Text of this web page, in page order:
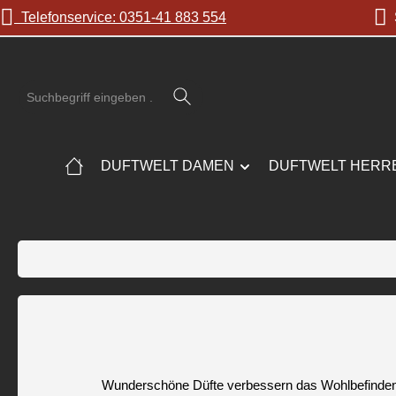
Hauptinhalt springen
Zur Suche springen
Zur Hauptnavigation springen
Telefonservice: 0351-41 883 554
DUFTWELT DAMEN DUFTWELT
Wunderschöne Düfte verbessern das